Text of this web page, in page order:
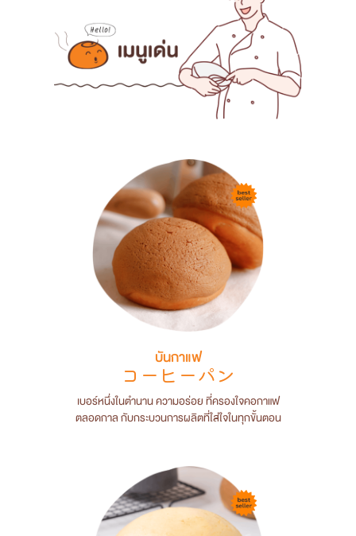
บันกาแฟ
コーヒーパン
เบอร์หนึ่งในตำนาน ความอร่อย ที่ครองใจคอกาแฟ
ตลอดกาล กับกระบวนการผลิตที่ใส่ใจในทุกขั้นตอน